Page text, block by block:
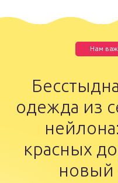
Нам
одежда из
красных
новый